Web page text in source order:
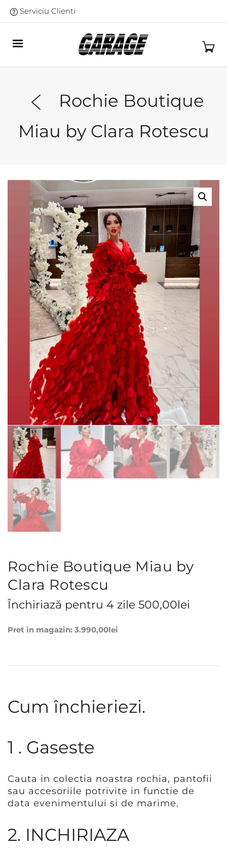
Serviciu Clienti
Rochie Boutique
Miau by Clara Rotescu
Rochie Boutique Miau by
Clara Rotescu
Închiriază pentru 4 zile 500,00lei
Pret in magazin: 3.990,00lei
Cum închieriezi.
1 . Gaseste
Cauta in colectia noastra rochia, pantofii
sau accesoriile potrivite in functie de
data evenimentului si de marime.
2. INCHIRIAZA